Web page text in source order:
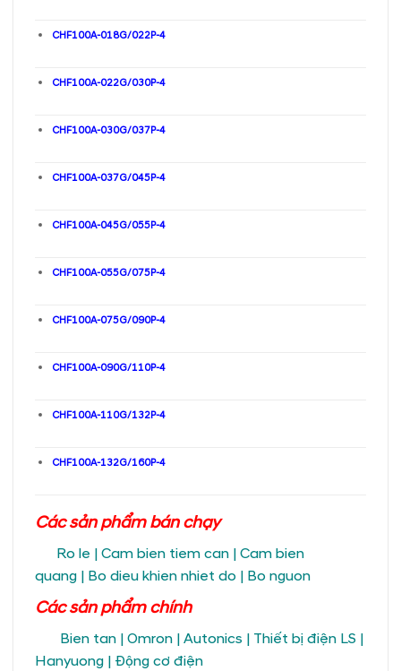
CHF100A-018G/022P-4
CHF100A-022G/030P-4
CHF100A-030G/037P-4
CHF100A-037G/045P-4
CHF100A-045G/055P-4
CHF100A-055G/075P-4
CHF100A-075G/090P-4
CHF100A-090G/110P-4
CHF100A-110G/132P-4
CHF100A-132G/160P-4
Các sản phẩm bán chạy
Ro le | Cam bien tiem can | Cam bien
quang | Bo dieu khien nhiet do | Bo nguon
Các sản phẩm chính
Bien tan | Omron | Autonics | Thiết bị điện LS |
Hanyuong | Động cơ điện